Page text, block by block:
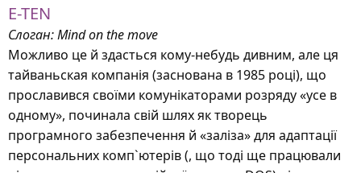
E-TEN
Слоган: Mind on the move
Можливо це й здасться кому-небудь дивним, але ця
тайваньская компанія (заснована в 1985 році), що
прославився своїми комунікаторами розряду «усе в
одному», починала свій шлях як творець
програмного забезпечення й «заліза» для адаптації
персональних комп`ютерів (, що тоді ще працювали